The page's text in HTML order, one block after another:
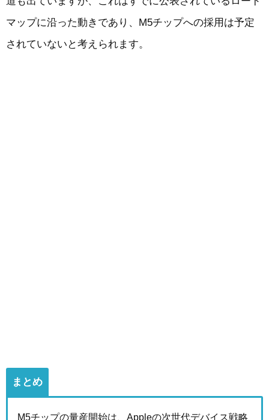
マップに沿った動きであり、M5チップへの採用は予定
されていないと考えられます。
まとめ
M5チップの量産開始は、Appleの次世代デバイス戦略